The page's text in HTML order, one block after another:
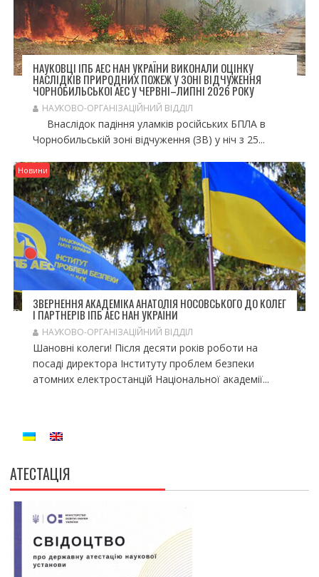
НАУКОВЦІ ІПБ АЕС НАН УКРАЇНИ ВИКОНАЛИ ОЦІНКУ
НАСЛІДКІВ ПРИРОДНИХ ПОЖЕЖ У ЗОНІ ВІДЧУЖЕННЯ
ЧОРНОБИЛЬСЬКОЇ АЕС У ЧЕРВНІ–ЛИПНІ 2026 РОКУ
НАУКОВО-ОРГАНІЗАЦІЙНИЙ ВІДДІЛ
Внаслідок падіння уламків російських БПЛА в
Чорнобильській зоні відчуження (ЗВ) у ніч з 25...
Новини
ЗВЕРНЕННЯ АКАДЕМІКА АНАТОЛІЯ НОСОВСЬКОГО ДО КОЛЕГ
І ПАРТНЕРІВ ІПБ АЕС НАН УКРАЇНИ
НАУКОВО-ОРГАНІЗАЦІЙНИЙ ВІДДІЛ
Шановні колеги! Після десяти років роботи на
посаді директора Інституту проблем безпеки
атомних електростанцій Національної академії...
АТЕСТАЦІЯ